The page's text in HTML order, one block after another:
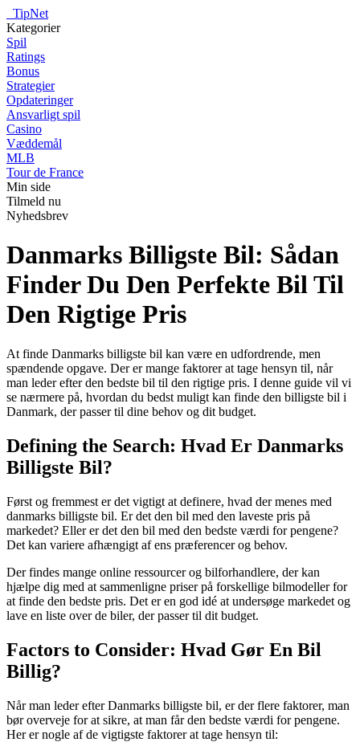
TipNet
Kategorier
Spil
Ratings
Bonus
Strategier
Opdateringer
Ansvarligt spil
Casino
Væddemål
MLB
Tour de France
Min side
Tilmeld nu
Nyhedsbrev
Danmarks Billigste Bil: Sådan
Finder Du Den Perfekte Bil Til
Den Rigtige Pris
At finde Danmarks billigste bil kan være en udfordrende, men
spændende opgave. Der er mange faktorer at tage hensyn til, når
man leder efter den bedste bil til den rigtige pris. I denne guide vil vi
se nærmere på, hvordan du bedst muligt kan finde den billigste bil i
Danmark, der passer til dine behov og dit budget.
Defining the Search: Hvad Er Danmarks
Billigste Bil?
Først og fremmest er det vigtigt at definere, hvad der menes med
danmarks billigste bil. Er det den bil med den laveste pris på
markedet? Eller er det den bil med den bedste værdi for pengene?
Det kan variere afhængigt af ens præferencer og behov.
Der findes mange online ressourcer og bilforhandlere, der kan
hjælpe dig med at sammenligne priser på forskellige bilmodeller for
at finde den bedste pris. Det er en god idé at undersøge markedet og
lave en liste over de biler, der passer til dit budget.
Factors to Consider: Hvad Gør En Bil
Billig?
Når man leder efter Danmarks billigste bil, er der flere faktorer, man
bør overveje for at sikre, at man får den bedste værdi for pengene.
Her er nogle af de vigtigste faktorer at tage hensyn til: